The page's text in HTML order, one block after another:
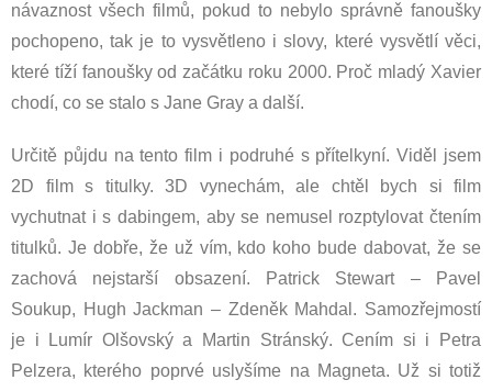
návaznost všech filmů, pokud to nebylo správně fanoušky
pochopeno, tak je to vysvětleno i slovy, které vysvětlí věci,
které tíží fanoušky od začátku roku 2000. Proč mladý Xavier
chodí, co se stalo s Jane Gray a další.
Určitě půjdu na tento film i podruhé s přítelkyní. Viděl jsem
2D film s titulky. 3D vynechám, ale chtěl bych si film
vychutnat i s dabingem, aby se nemusel rozptylovat čtením
titulků. Je dobře, že už vím, kdo koho bude dabovat, že se
zachová nejstarší obsazení. Patrick Stewart – Pavel
Soukup, Hugh Jackman – Zdeněk Mahdal. Samozřejmostí
je i Lumír Olšovský a Martin Stránský. Cením si i Petra
Pelzera, kterého poprvé uslyšíme na Magneta. Už si totiž